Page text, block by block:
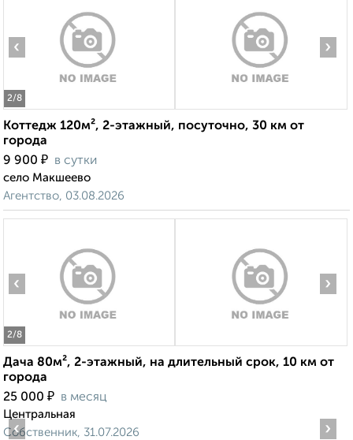
2/8
‹ ›
Коттедж 120м², 2-этажный, посуточно, 30 км от
города
9 900 ₽ в сутки
село Макшеево
Агентство, 03.08.2026
2/8
‹ ›
Дача 80м², 2-этажный, на длительный срок, 10 км от
города
25 000 ₽ в месяц
Центральная
Собственник, 31.07.2026
‹ ›